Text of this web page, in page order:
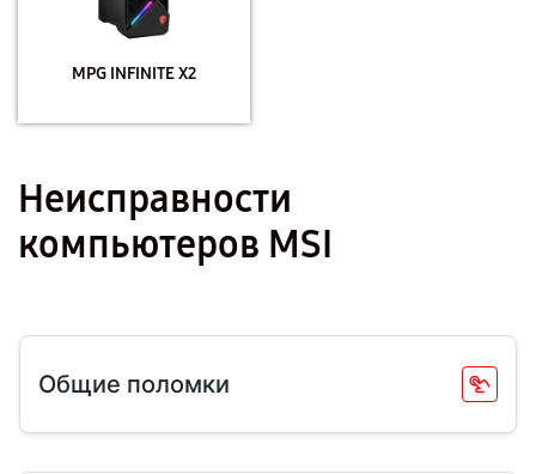
MPG INFINITE X2
Неисправности
компьютеров MSI
Общие поломки